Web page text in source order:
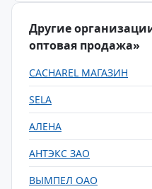
Другие
оптовая продажа»
CACHAREL МАГАЗИН
SELA
АЛЕНА
АНТЭКС ЗАО
ВЫМПЕЛ ОАО